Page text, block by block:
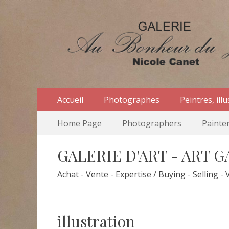
Au Bonheur du Jour
Le site officiel de la Galerie d'Art Au Bonheur du
Menu
primaire
contenu
Accueil Photographes Peintres,
Menu
Home Page Photographers
GALERIE D'ART - ART
Achat - Vente - Expertise / Buying - Selling -
illustration